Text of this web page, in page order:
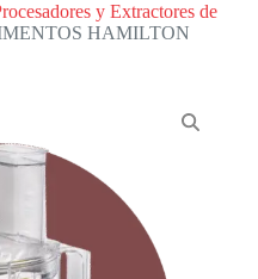
y Extractores de
HAMILTON